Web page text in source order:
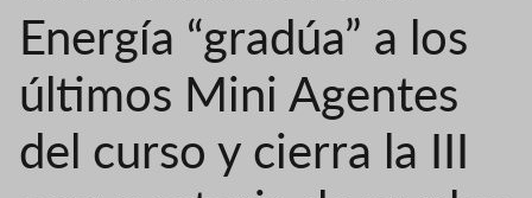
Energía “gradúa” a los
últimos Mini Agentes
del curso y cierra la III